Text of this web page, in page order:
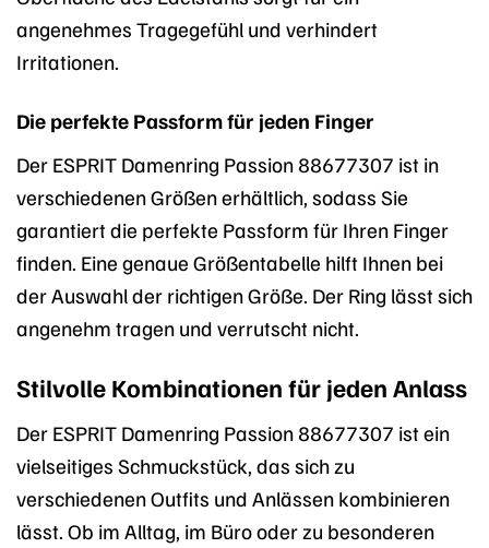
angenehmes Tragegefühl und verhindert
Irritationen.
Die perfekte Passform für jeden Finger
Der ESPRIT Damenring Passion 88677307 ist in
verschiedenen Größen erhältlich, sodass Sie
garantiert die perfekte Passform für Ihren Finger
finden. Eine genaue Größentabelle hilft Ihnen bei
der Auswahl der richtigen Größe. Der Ring lässt sich
angenehm tragen und verrutscht nicht.
Stilvolle Kombinationen für jeden Anlass
Der ESPRIT Damenring Passion 88677307 ist ein
vielseitiges Schmuckstück, das sich zu
verschiedenen Outfits und Anlässen kombinieren
lässt. Ob im Alltag, im Büro oder zu besonderen